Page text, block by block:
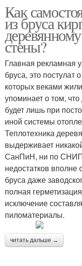
Как
из бруса
стены?
Главная рекламная
бруса, это постулат
которых веками
упоминает о том,
будет лишь при
иной системы
Теплотехника
выдерживает
СанПиН, ни по
недостатков
бруса даже
полная
исключение
пиломатериалы.
читать дальше →